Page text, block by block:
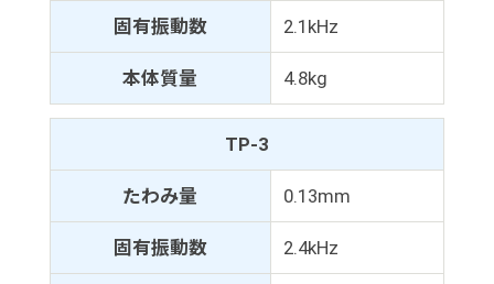
固有振動数 2.1kHz
本体質量 4.8kg
TP-3
たわみ量 0.13mm
固有振動数 2.4kHz